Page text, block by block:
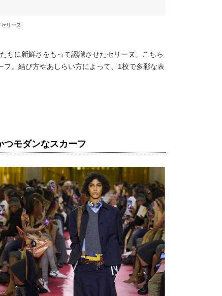
リーヌ
ちに新鮮さをもって認識させたセリーヌ。こちら
フ。結び方やあしらい方によって、1枚で多彩な表
つモダンなスカーフ